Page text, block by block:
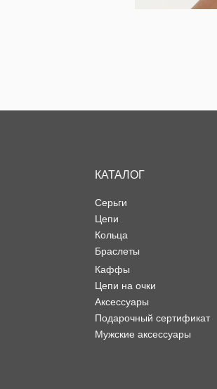
Серьги
Цепи
Кольца
Браслеты
КАТАЛОГ
Каффы
Цепи на очки
Аксессуары
Подарочный сертификат
Мужские аксессуары